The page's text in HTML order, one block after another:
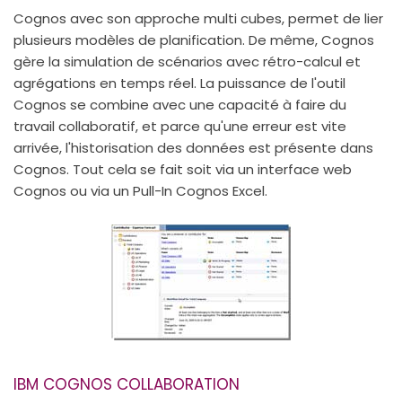
Cognos avec son approche multi cubes, permet de lier
plusieurs modèles de planification. De même, Cognos
gère la simulation de scénarios avec rétro-calcul et
agrégations en temps réel. La puissance de l'outil
Cognos se combine avec une capacité à faire du
travail collaboratif, et parce qu'une erreur est vite
arrivée, l'historisation des données est présente dans
Cognos. Tout cela se fait soit via un interface web
Cognos ou via un Pull-In Cognos Excel.
IBM COGNOS COLLABORATION